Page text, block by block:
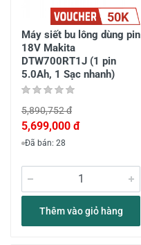
50K
Máy siết bu lông dùng pin
18V Makita
DTW700RT1J (1 pin
5.0Ah, 1 Sạc nhanh)
5,890,752 đ
5,699,000 đ
Đã bán: 28
Thêm vào giỏ hàng